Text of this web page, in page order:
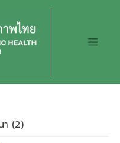
า (2)